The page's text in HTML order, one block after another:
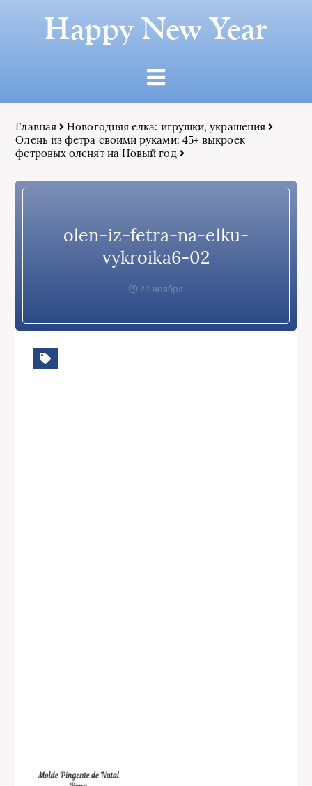
Happy New Year
Главная
Новогодняя елка: игрушки, украшения
Олень из фетра своими руками: 45+ выкроек
фетровых оленят на Новый год
olen-iz-fetra-na-elku-
vykroika6-02
22 ноября